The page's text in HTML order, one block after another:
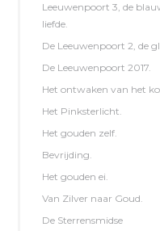
Leeuwenpoort 3, de
liefde.
De Leeuwenpoort 2, de
De Leeuwenpoort 2017.
Het ontwaken van het
Het Pinksterlicht.
Het gouden zelf.
Bevrijding.
Het gouden ei.
Van Zilver naar Goud.
De Sterrensmidse